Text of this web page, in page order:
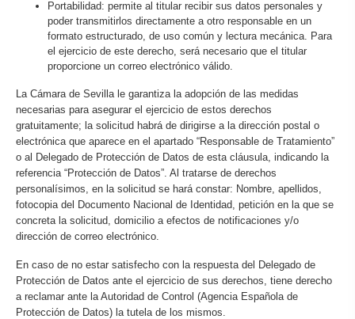
Portabilidad: permite al titular recibir sus datos personales y
poder transmitirlos directamente a otro responsable en un
formato estructurado, de uso común y lectura mecánica. Para
el ejercicio de este derecho, será necesario que el titular
proporcione un correo electrónico válido.
La Cámara de Sevilla le garantiza la adopción de las medidas
necesarias para asegurar el ejercicio de estos derechos
gratuitamente; la solicitud habrá de dirigirse a la dirección postal o
electrónica que aparece en el apartado “Responsable de Tratamiento”
o al Delegado de Protección de Datos de esta cláusula, indicando la
referencia “Protección de Datos”. Al tratarse de derechos
personalísimos, en la solicitud se hará constar: Nombre, apellidos,
fotocopia del Documento Nacional de Identidad, petición en la que se
concreta la solicitud, domicilio a efectos de notificaciones y/o
dirección de correo electrónico.
En caso de no estar satisfecho con la respuesta del Delegado de
Protección de Datos ante el ejercicio de sus derechos, tiene derecho
a reclamar ante la Autoridad de Control (Agencia Española de
Protección de Datos) la tutela de los mismos.